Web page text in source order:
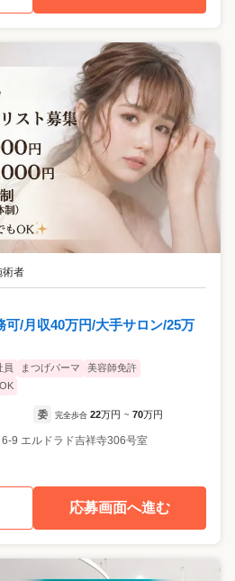
術者
可/月収40万円/大手サロン/25万
員 まつげパーマ
美容師免許
委 完全歩合 22万円 ~ 70万円
9 エルドラド吉祥寺306号室
応募画面へ進む